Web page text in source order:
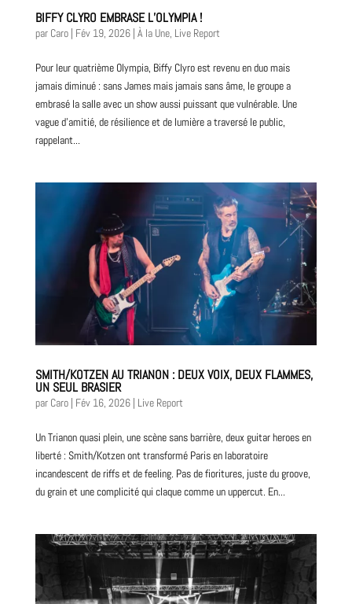
BIFFY CLYRO EMBRASE L’OLYMPIA !
par Caro| Fév 19, 2026| À la Une, Live Report
Pour leur quatrième Olympia, Biffy Clyro est revenu en duo mais
jamais diminué : sans James mais jamais sans âme, le groupe a
embrasé la salle avec un show aussi puissant que vulnérable. Une
vague d’amitié, de résilience et de lumière a traversé le public,
rappelant...
SMITH/KOTZEN AU TRIANON : DEUX VOIX, DEUX FLAMMES,
UN SEUL BRASIER
par Caro| Fév 16, 2026| Live Report
Un Trianon quasi plein, une scène sans barrière, deux guitar heroes en
liberté : Smith/Kotzen ont transformé Paris en laboratoire
incandescent de riffs et de feeling. Pas de fioritures, juste du groove,
du grain et une complicité qui claque comme un uppercut. En...